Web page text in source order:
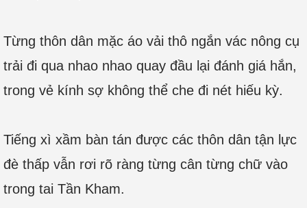
Từng thôn dân mặc áo vải thô ngắn vác nông cụ
trải đi qua nhao nhao quay đầu lại đánh giá hắn,
trong vẻ kính sợ không thể che đi nét hiếu kỳ.
Tiếng xì xầm bàn tán được các thôn dân tận lực
đè thấp vẫn rơi rõ ràng từng cân từng chữ vào
trong tai Tần Kham.